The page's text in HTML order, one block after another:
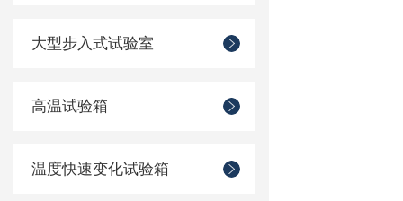
大型步入式试验室
高温试验箱
温度快速变化试验箱